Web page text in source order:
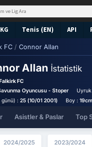
KG Tenis (EN) API
FC / Connor Allan
Allan İstatistik
FC
Oyuncusu - Stoper Uyruk
günü) :25 (10/01 2001) Boy : 19cm
Asistler & Paslar Top
2024/2025 2023/2024